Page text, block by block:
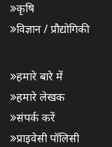
कृषि
विज्ञान / प्रौद्योगिकी
हमारे बारे में
हमारे लेखक
संपर्क करें
प्राइवेसी पॉलिसी